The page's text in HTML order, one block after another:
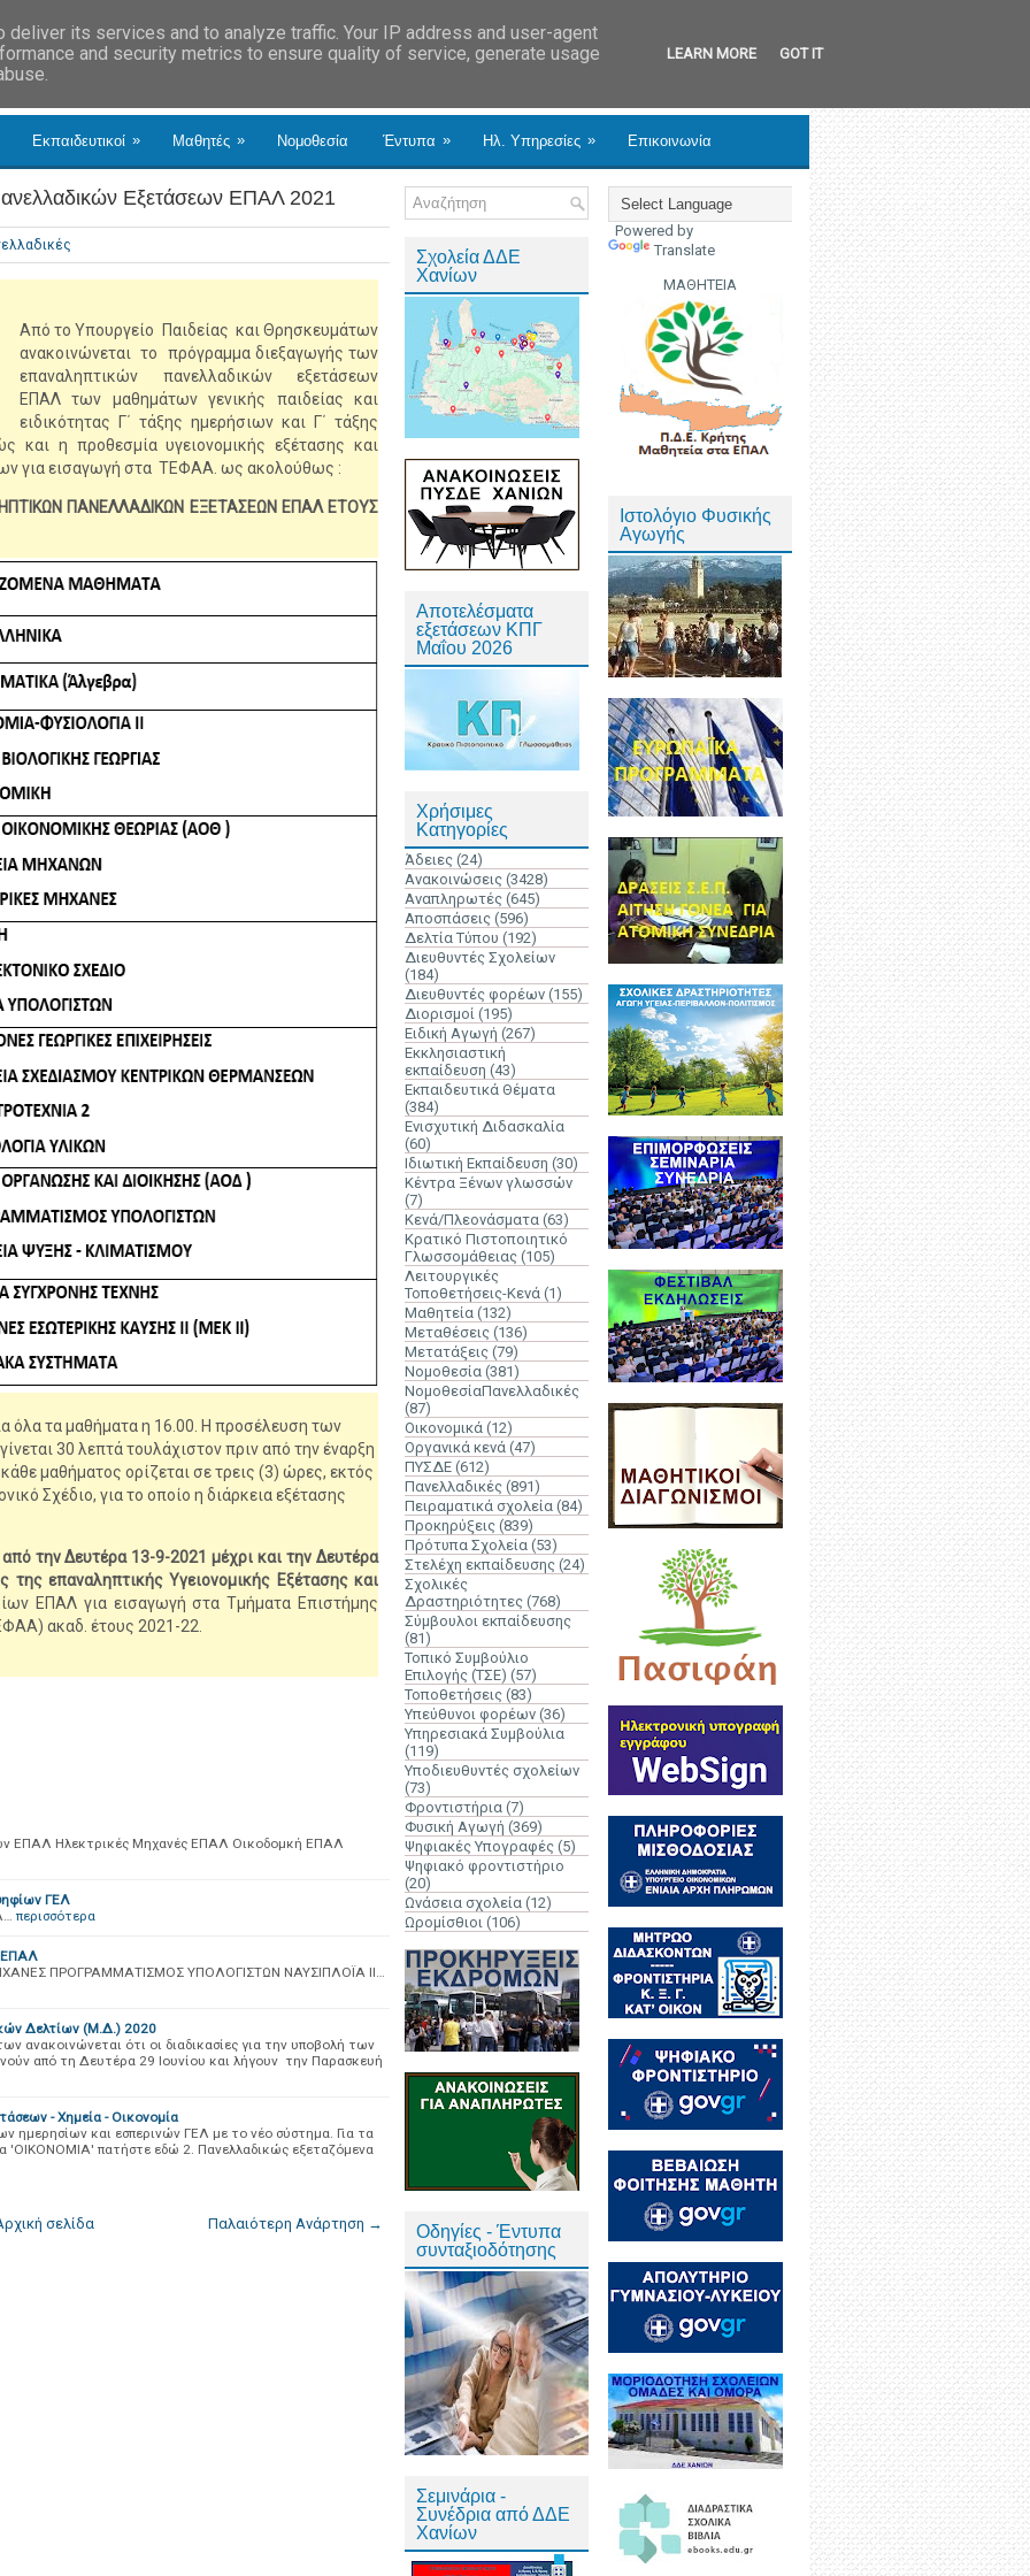
Εκπαιδευτικοί » Μαθητές » Νομοθεσία Έντυπα » Ηλ. Υπηρεσίες » Επικοινωνία
Εξετάσεων ΕΠΑΛ 2021
Από το Υπουργείο Παιδείας και Θρησκευμάτων
ανακοινώνεται το πρόγραμμα διεξαγωγής των
επαναληπτικών πανελλαδικών εξετάσεων
ΕΠΑΛ των μαθημάτων γενικής παιδείας και
ειδικότητας Γ΄ τάξης ημερήσιων και Γ΄ τάξης
η προθεσμία υγειονομικής εξέτασης και
για εισαγωγή στα ΤΕΦΑΑ. ως ακολούθως :
ΠΑΝΕΛΛΑΔΙΚΩΝ ΕΞΕΤΑΣΕΩΝ ΕΠΑΛΕΤΟΥΣ
όλα τα μαθήματα η 16.00. Η προσέλευση των
30 λεπτά τουλάχιστον πριν από την έναρξη
μαθήματος ορίζεται σε τρεις (3) ώρες, εκτός
Σχέδιο, για το οποίο η διάρκεια εξέτασης
από την Δευτέρα 13-9-2021 μέχρι και την Δευτέρα
της επαναληπτικής Υγειονομικής Εξέτασης και
ΕΠΑΛ για εισαγωγή στα Τμήματα Επιστήμης
ακαδ. έτους 2021-22.
ΕΠΑΛ Ηλεκτρικές Μηχανές ΕΠΑΛ Οικοδομκή ΕΠΑΛ
ΓΕΛ
περισσότερα
ΕΠΑΛ
ΠΡΟΓΡΑΜΜΑΤΙΣΜΟΣ ΥΠΟΛΟΓΙΣΤΩΝ ΝΑΥΣΙΠΛΟΪΑ ΙΙ…
Δελτίων (Μ.Δ.) 2020
ανακοινώνεται ότι οι διαδικασίες για την υποβολή των
από τη Δευτέρα 29 Ιουνίου και λήγουν την Παρασκευή
- Xημεία - Οικονομία
ημερησίων και εσπερινών ΓΕΛ με το νέο σύστημα. Για τα
'ΟΙΚΟΝΟΜΙΑ' πατήστε εδώ 2. Πανελλαδικώς εξεταζόμενα
Παλαιότερη Ανάρτηση →
σελίδα
Σχολεία ΔΔΕ
Χανίων
Αποτελέσματα
εξετάσεων ΚΠΓ
Μαΐου 2026
Χρήσιμες
Κατηγορίες
Άδειες (24)
Ανακοινώσεις (3428)
Αναπληρωτές (645)
Αποσπάσεις (596)
Δελτία Τύπου (192)
Διευθυντές Σχολείων
(184)
Διευθυντές φορέων (155)
Διορισμοί (195)
Ειδική Αγωγή (267)
Εκκλησιαστική
εκπαίδευση (43)
Εκπαιδευτικά Θέματα
(384)
Ενισχυτική Διδασκαλία
(60)
Ιδιωτική Εκπαίδευση (30)
Κέντρα Ξένων γλωσσών
(7)
Κενά/Πλεονάσματα (63)
Κρατικό Πιστοποιητικό
Γλωσσομάθειας (105)
Λειτουργικές
Τοποθετήσεις-Κενά (1)
Μαθητεία (132)
Μεταθέσεις (136)
Μετατάξεις (79)
Νομοθεσία (381)
ΝομοθεσίαΠανελλαδικές
(87)
Οικονομικά (12)
Οργανικά κενά (47)
ΠΥΣΔΕ (612)
Πανελλαδικές (891)
Πειραματικά σχολεία (84)
Προκηρύξεις (839)
Πρότυπα Σχολεία (53)
Στελέχη εκπαίδευσης (24)
Σχολικές
Δραστηριότητες (768)
Σύμβουλοι εκπαίδευσης
(81)
Τοπικό Συμβούλιο
Επιλογής (ΤΣΕ) (57)
Τοποθετήσεις (83)
Υπεύθυνοι φορέων (36)
Υπηρεσιακά Συμβούλια
(119)
Υποδιευθυντές σχολείων
(73)
Φροντιστήρια (7)
Φυσική Αγωγή (369)
Ψηφιακές Υπογραφές (5)
Ψηφιακό φροντιστήριο
(20)
Ωνάσεια σχολεία (12)
Ωρομίσθιοι (106)
Οδηγίες - Έντυπα
συνταξιοδότησης
Σεμινάρια -
Συνέδρια από ΔΔΕ
Χανίων
Powered by
Translate
ΜΑΘΗΤΕΙΑ
Ιστολόγιο Φυσικής
Αγωγής
its services and to analyze traffic. Your IP address and user-agent
and security metrics to ensure quality of service, generate usage
LEARN MORE GOT IT